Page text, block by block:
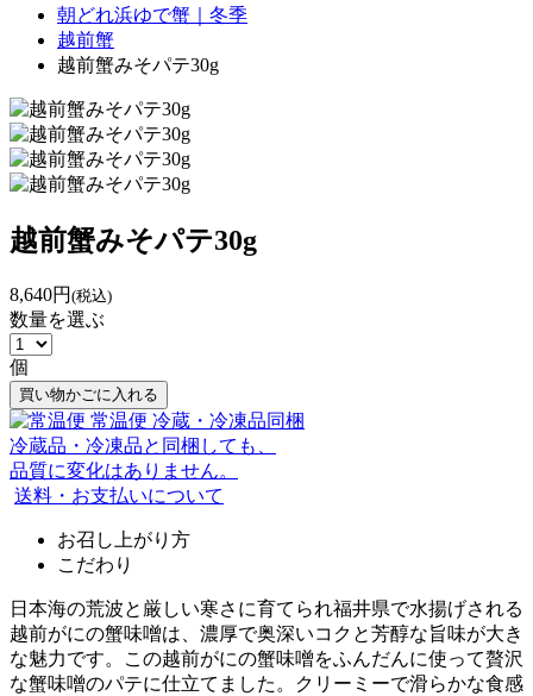
朝どれ浜ゆで蟹｜冬季
越前蟹
越前蟹みそパテ30g
越前蟹みそパテ30g
8,640円 (税込)
数量を選ぶ
個
買い物かごに入れる
常温便 冷蔵・冷凍品同梱
冷蔵品・冷凍品と同梱しても、
品質に変化はありません。
送料・お支払いについて
お召し上がり方
こだわり
日本海の荒波と厳しい寒さに育てられ福井県で水揚げされる
越前がにの蟹味噌は、濃厚で奥深いコクと芳醇な旨味が大き
な魅力です。この越前がにの蟹味噌をふんだんに使って贅沢
な蟹味噌のパテに仕立てました。クリーミーで滑らかな食感